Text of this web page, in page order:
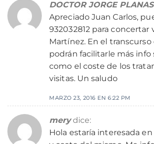
DOCTOR JORGE PLANAS
Apreciado Juan Carlos,
932032812 para concertar
Martínez. En el
podrán facilitarle más info
como el coste de los
visitas. Un saludo
MARZO 23, 2016 EN 6:22 PM
mery dice:
Hola estaría interesada